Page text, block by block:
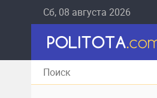
Сб, 08 августа 2026